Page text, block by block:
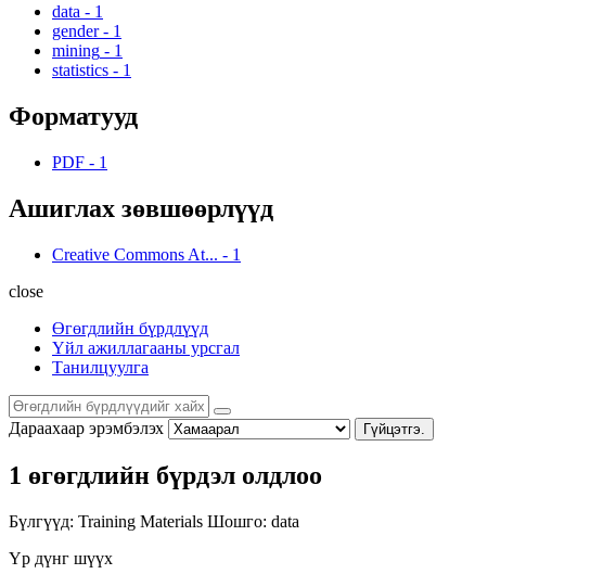
data - 1
gender - 1
mining - 1
statistics - 1
Форматууд
PDF - 1
Ашиглах зөвшөөрлүүд
Creative Commons At... - 1
close
Өгөгдлийн бүрдлүүд
Үйл ажиллагааны урсгал
Танилцуулга
Дараахаар эрэмбэлэх Гүйцэтгэ.
1 өгөгдлийн бүрдэл олдлоо
Бүлгүүд: Training Materials Шошго: data
Үр дүнг шүүх